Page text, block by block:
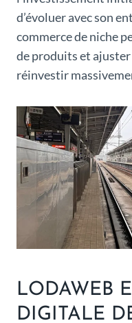
d’évoluer avec son
commerce de niche
de produits et ajuster
réinvestir
LODAWEB
DIGITALE